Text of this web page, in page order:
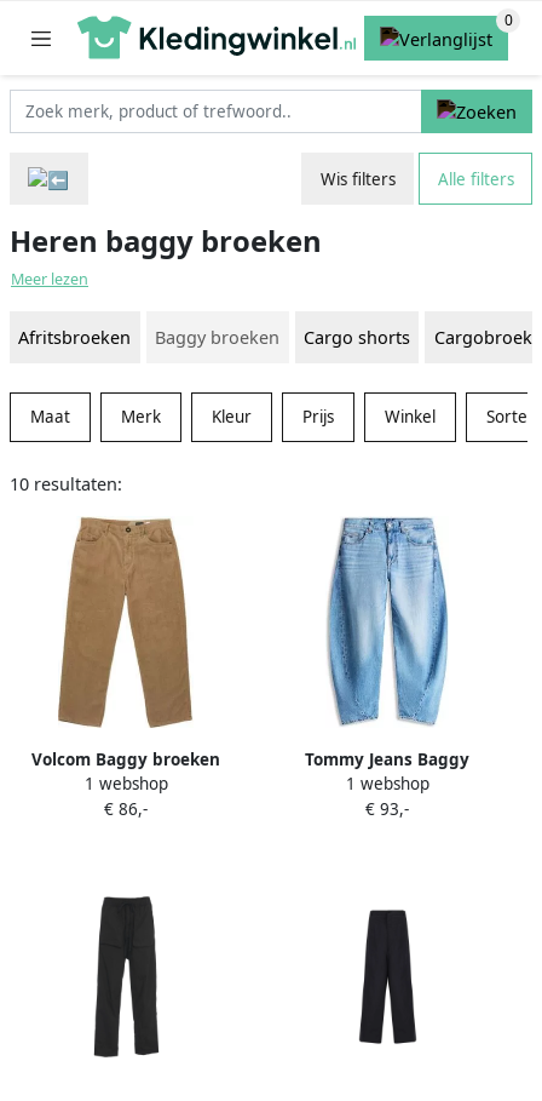
Wis filters Alle filters
Heren baggy broeken
Meer lezen
Afritsbroeken Baggy broeken Cargo shorts
Maat Merk Kleur Prijs Winkel
10 resultaten:
Volcom Baggy broeken
Billow Tapered Cord Pant
1 webshop
€ 86,-
Tommy Jeans Baggy
broeken Ashton Barrel
Bj5032
1 webshop
€ 93,-